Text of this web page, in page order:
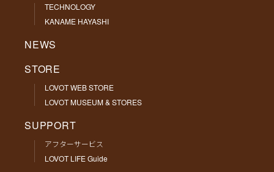
TECHNOLOGY
KANAME HAYASHI
NEWS
STORE
LOVOT WEB STORE
LOVOT MUSEUM & STORES
SUPPORT
アフターサービス
LOVOT LIFE Guide